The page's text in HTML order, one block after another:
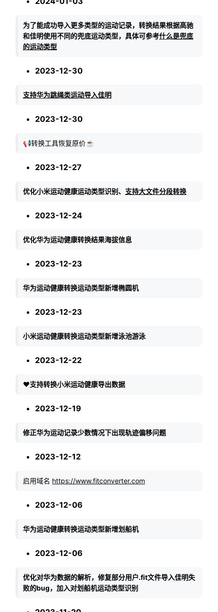
为了能成功导入更多类型的运动记录，转换结果根据高驰
和佳明使用不同的兜底运动类型，具体可参考什么是兜底
的运动类型
2023-12-30
支持华为跳绳类运动导入佳明
2023-12-30
📢转换工具恢复原价☕️
2023-12-27
优化小米运动健康运动类型识别、 支持大文件分段转换
2023-12-24
优化华为运动健康转换结果海拔信息
2023-12-23
华为运动健康转换运动类型新增椭圆机
2023-12-23
小米运动健康转换运动类型新增泳池游泳
2023-12-22
❤️支持转换小米运动健康导出数据
2023-12-19
修正华为运动记录少数情况下出现轨迹偏移问题
2023-12-12
启用域名 https://www.fitconverter.com
2023-12-06
华为运动健康转换运动类型新增划船机
2023-12-06
优化对华为数据的解析，修复部分用户.fit文件导入佳明失
败的bug，加入对划船机运动类型识别